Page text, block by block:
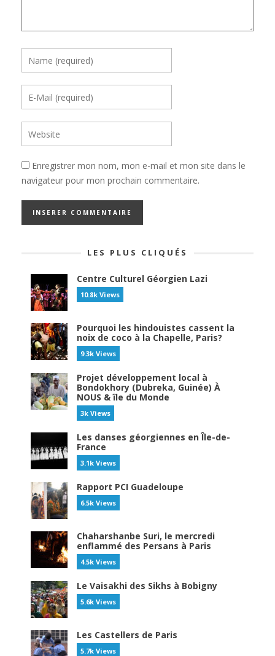
Enregistrer mon nom, mon e-mail et mon site dans le
navigateur pour mon prochain commentaire.
LES PLUS CLIQUÉS
Centre Culturel Géorgien Lazi
10.8k Views
Pourquoi les hindouistes cassent la
noix de coco à la Chapelle, Paris?
9.3k Views
Projet développement local à
Bondokhory (Dubreka, Guinée) À
NOUS & île du Monde
3k Views
Les danses géorgiennes en Île-de-
France
3.1k Views
Rapport PCI Guadeloupe
6.5k Views
Chaharshanbe Suri, le mercredi
enflammé des Persans à Paris
4.5k Views
Le Vaisakhi des Sikhs à Bobigny
5.6k Views
Les Castellers de Paris
5.7k Views